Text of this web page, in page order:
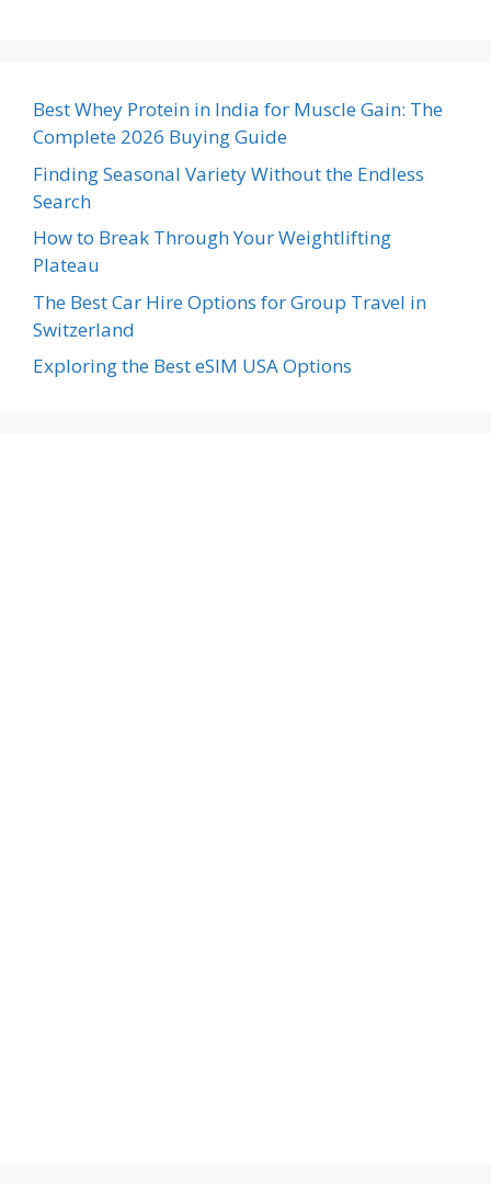
Best Whey Protein in India for Muscle Gain: The
Complete 2026 Buying Guide
Finding Seasonal Variety Without the Endless
Search
How to Break Through Your Weightlifting
Plateau
The Best Car Hire Options for Group Travel in
Switzerland
Exploring the Best eSIM USA Options